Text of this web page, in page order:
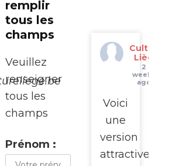
remplir
tous les
champs
Veuillez
renseigner
tous les
champs
Prénom :
Culture
Liège
2
weeks
ago
Voici
une
version
attractive